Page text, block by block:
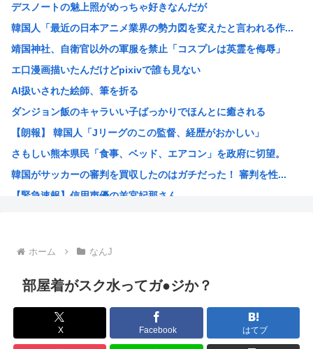
中居正広、熊本地震直後に現地炊き出しに参加していた
30歳で初めてできた彼女(32)が「どういう神経してたら...
【悲報】免許取りたての娘さん、猛者すぎて炎上するwww
【画像】 セブンイレブン、ついに神商品を販売
平成ノブシコブシの吉村が生き残って相方が消えた理由
世界初の超伝導量子熱機関…燃料もピストンもない量子エンジ...
ロシア外務省報道官、平和宣言を非難「広島市長は『偽りの呪...
【高市】トランプ「イランが核入手したら2分でイタリア滅亡...
【画像】あのちゃん、上半身ほぼ裸でご乱心
デスノートの魅上照がめっちゃ好きなんだが
韓国人「最近の日本アニメ業界の勢力図を変えたと言われる作...
靖国神社、自衛官以外の軍服を禁止「コスプレは英霊を侮辱」
エ口漫画描いたんだけどpixivで誰も見ない
AI扱いされた絵師、筆を折る
ダンジョン飯のキャラいい子ばっかりでほんとに癒される
【朗報】 韓国人「Jリーグのこの監督、経歴がおかしい」
さもしい熊本県民「食事、ベッド、エアコン」を政府に切望。
韓国がサッカーの審判を買収したのはガチだった！ 審判を性...
【緊急速報】信用声優の羊宮妃那さん…
ハンターハンター今何やってるかわからないWWW
5年前お前ら「AIイラストすげぇ！これもう人間のイラスト...
韓国人「『日本ビールは絶対に飲まない！』と大騒ぎしていた...
海外「日本のこの場所は現実とは思えないレベルで美しい…！...
ホーム なんJ
部屋着がスク水ってガ●ジか？
X Facebook はてブ